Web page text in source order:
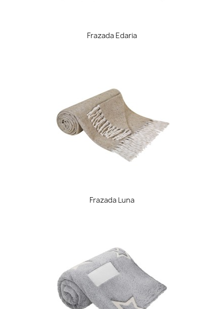
Frazada Edaria
Frazada Luna